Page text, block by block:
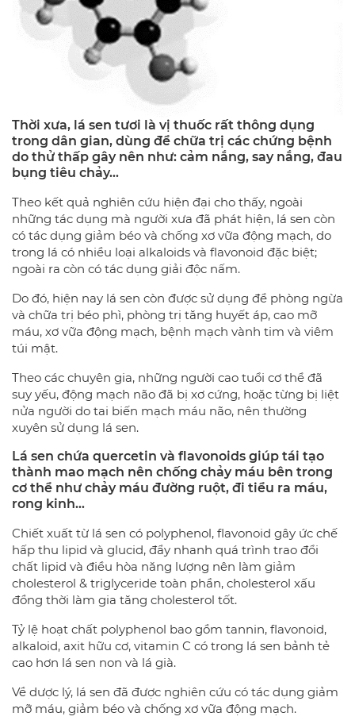
Thời xưa, lá sen tươi là vị thuốc rất thông dụng
trong dân gian, dùng để chữa trị các chứng bệnh
do thử thấp gây nên như: cảm nắng, say nắng, đau
bụng tiêu chảy…
Theo kết quả nghiên cứu hiện đại cho thấy, ngoài
những tác dụng mà người xưa đã phát hiện, lá sen còn
có tác dụng giảm béo và chống xơ vữa động mạch, do
trong lá có nhiều loại alkaloids và flavonoid đặc biệt;
ngoài ra còn có tác dụng giải độc nấm.
Do đó, hiện nay lá sen còn được sử dụng để phòng ngừa
và chữa trị béo phì, phòng trị tăng huyết áp, cao mỡ
máu, xơ vữa động mạch, bệnh mạch vành tim và viêm
túi mật.
Theo các chuyên gia, những người cao tuổi cơ thể đã
suy yếu, động mạch não đã bị xơ cứng, hoặc từng bị liệt
nửa người do tai biến mạch máu não, nên thường
xuyên sử dụng lá sen.
Lá sen chứa quercetin và flavonoids giúp tái tạo
thành mao mạch nên chống chảy máu bên trong
cơ thể như chảy máu đường ruột, đi tiểu ra máu,
rong kinh…
Chiết xuất từ lá sen có polyphenol, flavonoid gây ức chế
hấp thu lipid và glucid, đẩy nhanh quá trình trao đổi
chất lipid và điều hòa năng lượng nên làm giảm
cholesterol & triglyceride toàn phần, cholesterol xấu
đồng thời làm gia tăng cholesterol tốt.
Tỷ lệ hoạt chất polyphenol bao gồm tannin, flavonoid,
alkaloid, axit hữu cơ, vitamin C có trong lá sen bảnh tẻ
cao hơn lá sen non và lá già.
Về dược lý, lá sen đã được nghiên cứu có tác dụng giảm
mỡ máu, giảm béo và chống xơ vữa động mạch.